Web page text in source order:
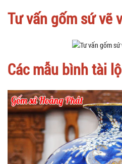
Tư vấn gốm sứ vẽ
Các mẫu bình tài